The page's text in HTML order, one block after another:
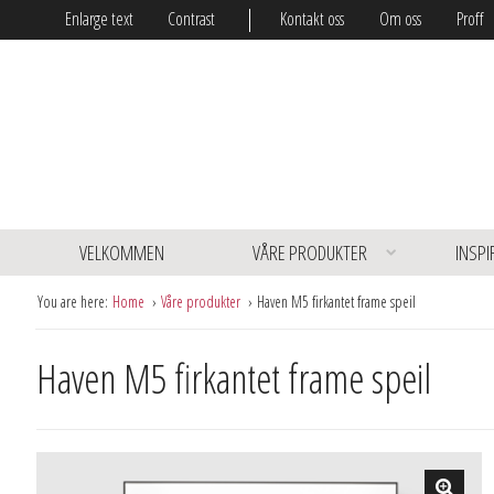
Enlarge text Contrast Kontakt oss Om oss Proff
VELKOMMEN VÅRE PRODUKTER
You are here: Home Våre produkter Haven M5 firkantet frame speil
Haven M5 firkantet frame speil